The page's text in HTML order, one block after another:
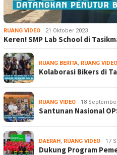
RUANG VIDEO 21 Oktober 2023
Keren! SMP Lab School di
RUANG BERITA, RUANG VIDEO
Kolaborasi Bikers di
RUANG VIDEO 18
Santunan Nasional
DAERAH, RUANG VIDEO 17
Dukung Program